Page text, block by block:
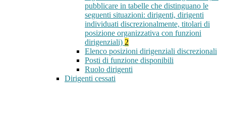
pubblicare in tabelle che distinguano le
seguenti situazioni: dirigenti, dirigenti
individuati discrezionalmente, titolari di
posizione organizzativa con funzioni
dirigenziali) 2
Elenco posizioni dirigenziali discrezionali
Posti di funzione disponibili
Ruolo dirigenti
Dirigenti cessati